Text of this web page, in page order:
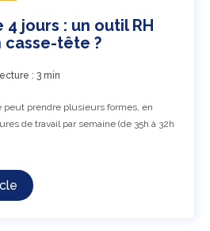
4 jours : un outil RH
casse-tête ?
: 3 min
peut prendre plusieurs formes, en
de travail par semaine (de 35h à 32h